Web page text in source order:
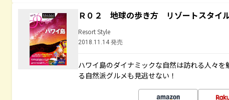
Ｒ０２ 地球の歩き方 リゾートスタイ
Resort Style
2018.11.14 発売
ハワイ島のダイナミックな自然は訪れる人々
る自然派グルメも見逃せない！